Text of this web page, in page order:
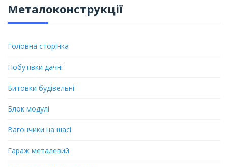
Металоконструкції
Головна сторінка
Побутівки дачні
Битовки будівельні
Блок модулі
Вагончики на шасі
Гараж металевий